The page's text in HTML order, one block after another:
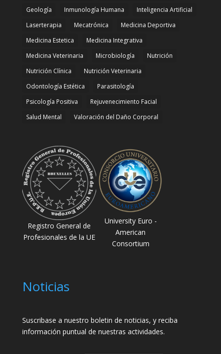
Geología
Inmunología Humana
Inteligencia Artificial
Laserterapia
Mecatrónica
Medicina Deportiva
Medicina Estetica
Medicina Integrativa
Medicina Veterinaria
Microbiología
Nutrición
Nutrición Clínica
Nutrición Veterinaria
Odontología Estética
Parasitología
Psicología Positiva
Rejuvenecimiento Facial
Salud Mental
Valoración del Daño Corporal
Registro General de
Profesionales de la UE
University Euro -
American
Consortium
Noticias
Suscribase a nuestro boletin de noticias, y reciba
información puntual de nuestras actividades.